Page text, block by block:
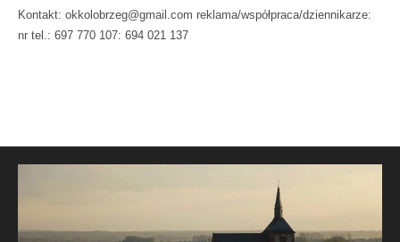
Kontakt: okkolobrzeg@gmail.com reklama/współpraca/dziennikarze:
nr tel.: 697 770 107: 694 021 137